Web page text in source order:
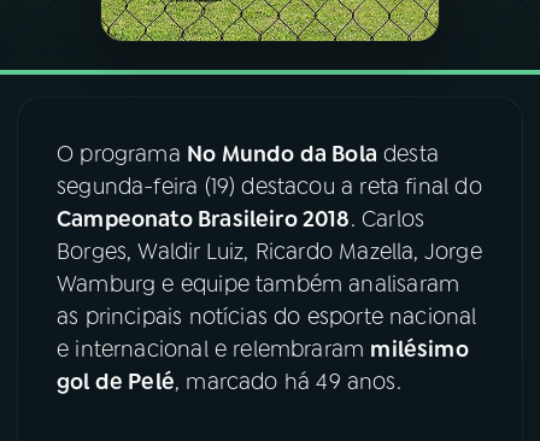
06VIDEOCASTS
07ÚLTIMAS
FESTIVAL DE MÚSICA
ACOMPANHE A RÁDIO NACIONAL
YouTube Facebook
O programa No Mundo da Bola desta
segunda-feira (19) destacou a reta final do
Campeonato Brasileiro 2018. Carlos
Borges, Waldir Luiz, Ricardo Mazella, Jorge
Wamburg e equipe também analisaram
as principais notícias do esporte nacional
e internacional e relembraram milésimo
gol de Pelé, marcado há 49 anos.